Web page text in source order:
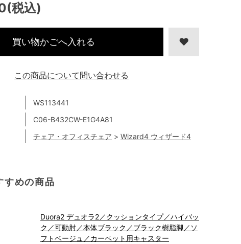
税込)
WS113441
C06-B432CW-E1G4A81
チェア・オフィスチェア > Wizard4 ウィザード4
買い物かごへ入れる
すめの商品
Duora2 デュオラ2／クッションタイプ／ハイバッ
ク／可動肘／本体ブラック／ブラック樹脂脚／ソ
フトベージュ／カーペット用キャスター
この商品について問い合わせる